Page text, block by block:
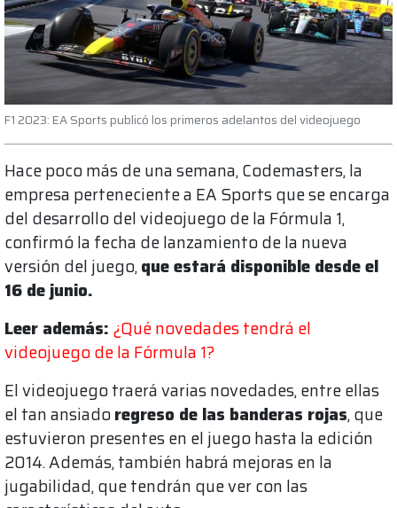
F1 2023: EA Sports publicó los primeros adelantos del videojuego
Hace poco más de una semana, Codemasters, la
empresa perteneciente a EA Sports que se encarga
del desarrollo del videojuego de la Fórmula 1,
confirmó la fecha de lanzamiento de la nueva
versión del juego,que estará disponible desde el
16 de junio.
Leer además: ¿Qué novedades tendrá el
videojuego de la Fórmula 1?
El videojuego traerá varias novedades, entre ellas
el tan ansiadoregreso de las banderas rojas, que
estuvieron presentes en el juego hasta la edición
2014. Además, también habrá mejoras en la
jugabilidad, que tendrán que ver con las